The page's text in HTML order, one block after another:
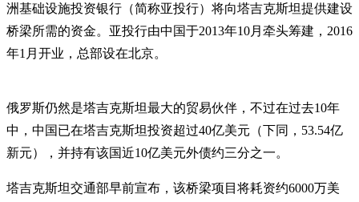
洲基础设施投资银行（简称亚投行）将向塔吉克斯坦提供建设
桥梁所需的资金。亚投行由中国于2013年10月牵头筹建，2016
年1月开业，总部设在北京。
俄罗斯仍然是塔吉克斯坦最大的贸易伙伴，不过在过去10年
中，中国已在塔吉克斯坦投资超过40亿美元（下同，53.54亿
新元），并持有该国近10亿美元外债约三分之一。
塔吉克斯坦交通部早前宣布，该桥梁项目将耗资约6000万美